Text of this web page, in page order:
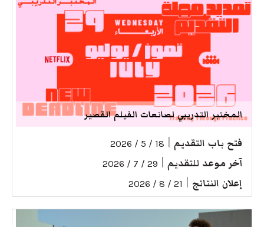
المختبر التدريبي لصانعات الفيلم القصير
فتح باب التقديم 18 / 5 / 2026
آخر موعد للتقديم 29 / 7 / 2026
إعلان النتائج 21 / 8 / 2026